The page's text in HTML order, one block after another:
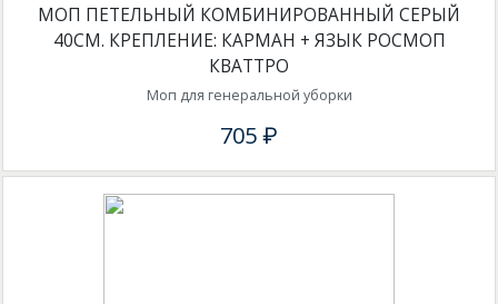
МОП ПЕТЕЛЬНЫЙ КОМБИНИРОВАННЫЙ СЕРЫЙ
40СМ. КРЕПЛЕНИЕ: КАРМАН + ЯЗЫК РОСМОП
КВАТТРО
Моп для генеральной уборки
705 ₽